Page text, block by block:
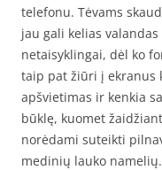
telefonu. Tėvams
jau gali kelias
netaisyklingai, dėl ko
taip pat žiūri į ekranus
apšvietimas ir kenkia
būklę, kuomet
norėdami suteikti
medinių lauko